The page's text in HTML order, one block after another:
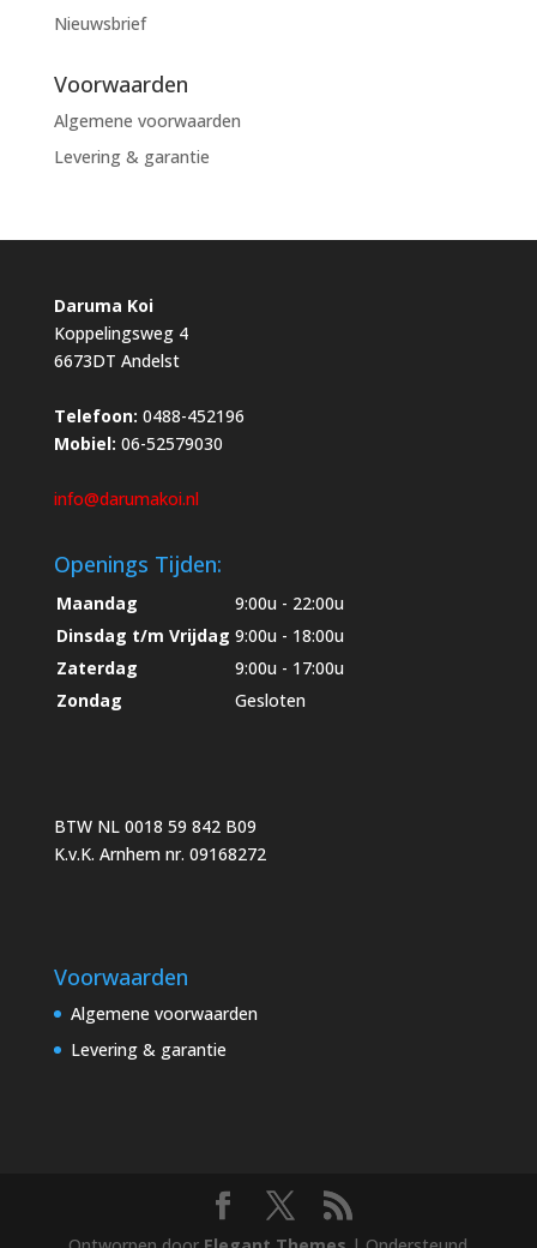
Nieuwsbrief
Voorwaarden
Algemene voorwaarden
Levering & garantie
Daruma Koi
Koppelingsweg 4
6673DT Andelst
Telefoon: 0488-452196
Mobiel: 06-52579030
info@darumakoi.nl
Openings Tijden:
Maandag
9:00u - 22:00u
Dinsdag t/m Vrijdag 9:00u - 18:00u
Zaterdag
9:00u - 17:00u
Zondag
Gesloten
BTW NL 0018 59 842 B09
K.v.K. Arnhem nr. 09168272
Voorwaarden
Algemene voorwaarden
Levering & garantie